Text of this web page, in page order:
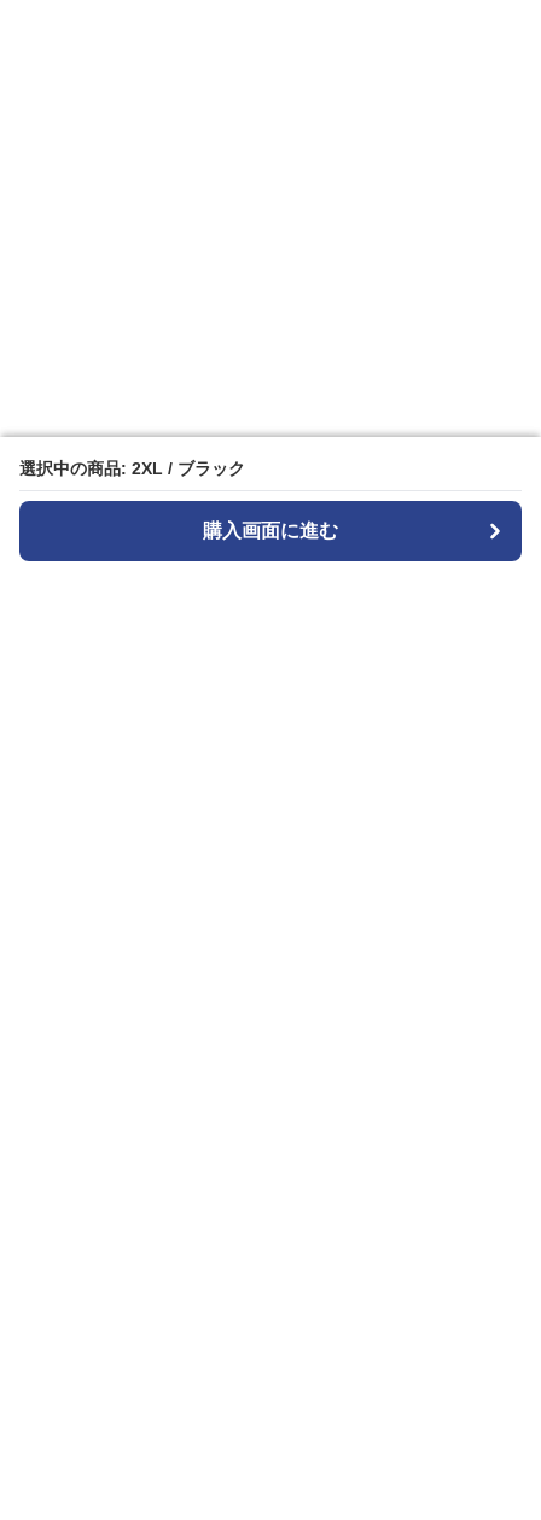
選択中の商品: 2XL / ブラック
購入画面に進む
選択中の商品: 2XL / ブラック
購入画面に進む